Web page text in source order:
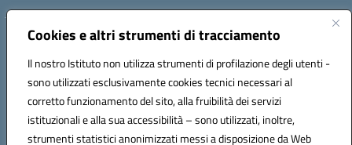
Cookies e altri strumenti di tracciamento
Il nostro Istituto non utilizza strumenti di profilazione degli utenti -
sono utilizzati esclusivamente cookies tecnici necessari al
corretto funzionamento del sito, alla fruibilità dei servizi
istituzionali e alla sua accessibilità – sono utilizzati, inoltre,
strumenti statistici anonimizzati messi a disposizione da Web
Via Negroni - 87100 Cosenza
Telefono e Fax: 098433104
Mail: csic898008@istruzione.it - PEC: csic898008@pec.istruzione.it
Codice univoco ufficio: UFUEI1
Codice meccanografico: CSIC898008
Codice fiscale: 98094050782